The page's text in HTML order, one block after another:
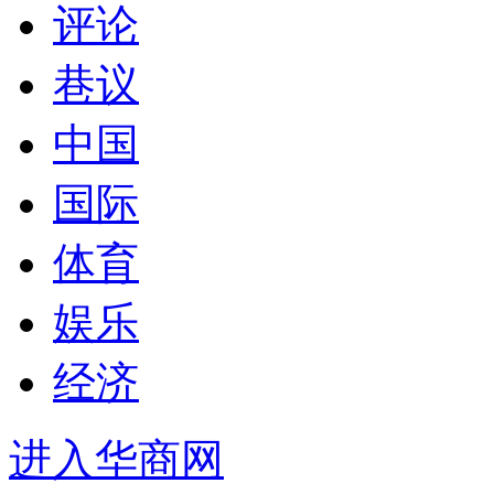
评论
巷议
中国
国际
体育
娱乐
经济
进入华商网